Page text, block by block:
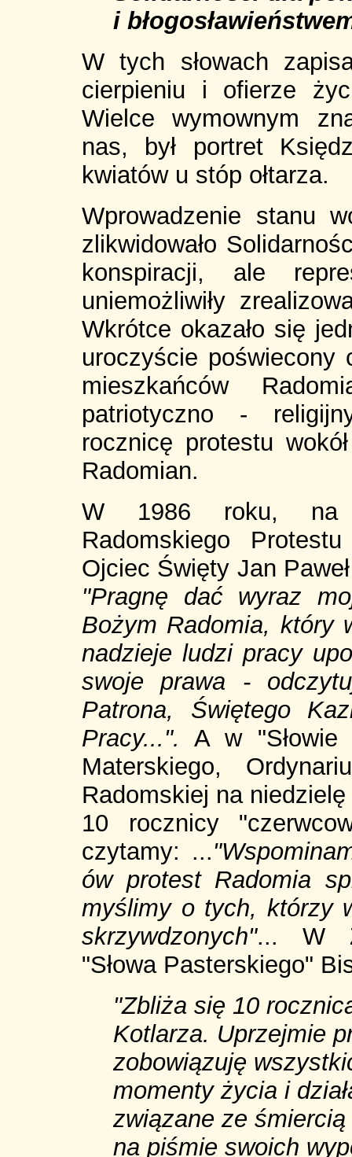
i
W tych słowach
cierpieniu i ofierze
Wielce wymownym
nas, był portret
kwiatów u stóp ołtarza.
Wprowadzenie stanu
zlikwidowało
konspiracji, ale
uniemożliwiły
Wkrótce okazało się
uroczyście poświecony
mieszkańców
patriotyczno -
rocznicę protestu
Radomian.
W 1986 roku, na
Radomskiego
Ojciec Święty Jan
"Pragnę dać wyraz
Bożym Radomia, który
nadzieje ludzi pracy
swoje prawa -
Patrona, Świętego
Pracy...".
A w "Słowie
Materskiego,
Radomskiej na
10 rocznicy
czytamy: ...
ów protest Radomia
myślimy o tych, którzy
skrzywdzonych"... W
"Słowa Pasterskiego"
"Zbliża się 10
Kotlarza. Uprzejmie
zobowiązuję
momenty życia i
związane ze
na piśmie swoich